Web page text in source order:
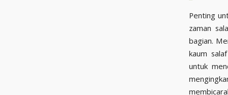
Penting
zaman
bagian.
kaum
untuk